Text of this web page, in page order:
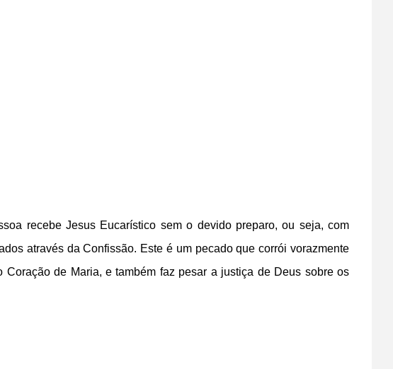
recebe Jesus Eucarístico sem o devido preparo, ou seja, com
através da Confissão. Este é um pecado que corrói vorazmente
de Maria, e também faz pesar a justiça de Deus sobre os